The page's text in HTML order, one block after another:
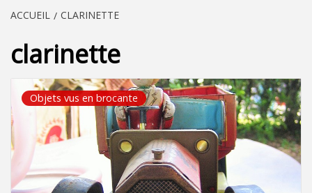
ACCUEIL CLARINETTE
clarinette
Objets vus en brocante